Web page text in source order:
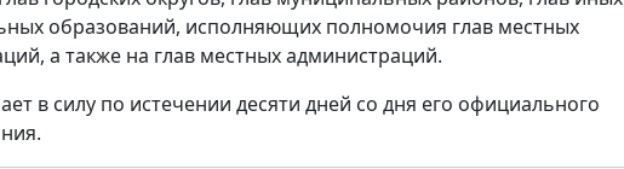
образований, исполняющих полномочия глав местных
а также на глав местных администраций.
в силу по истечении десяти дней со дня его официального